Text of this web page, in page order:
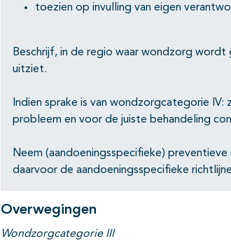
toezien op invulling van eigen
Beschrijf, in de regio waar wondzorg
uitziet.
Indien sprake is van wondzorgcategorie
probleem en voor de juiste behandeling
Neem (aandoeningsspecifieke)
daarvoor de aandoeningsspecifieke
Overwegingen
Wondzorgcategorie III